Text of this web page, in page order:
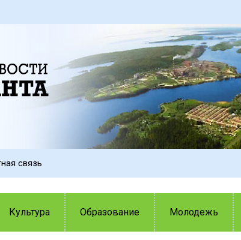
связь
Культура Образование Молодежь